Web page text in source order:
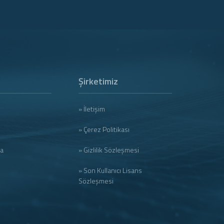
Şirketimiz
» İletişim
» Çerez Politikası
» Gizlilik Sözleşmesi
» Son Kullanıcı Lisans
Sözleşmesi